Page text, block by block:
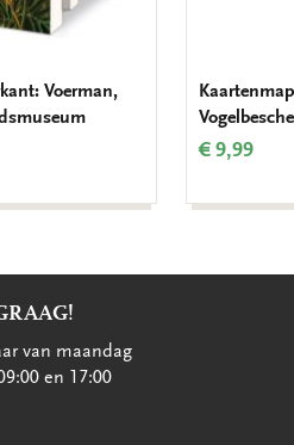
Voerman,
€ 9,99
van maandag
en 17:00